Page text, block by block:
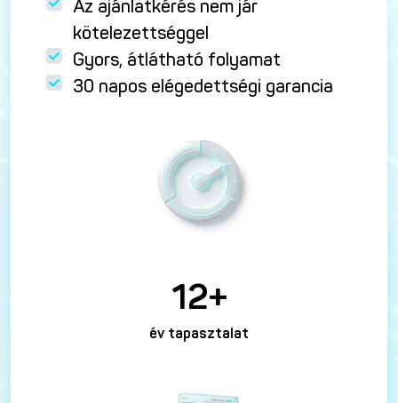
Az ajánlatkérés nem jár
kötelezettséggel
Gyors, átlátható folyamat
30 napos elégedettségi garancia
12+
év tapasztalat